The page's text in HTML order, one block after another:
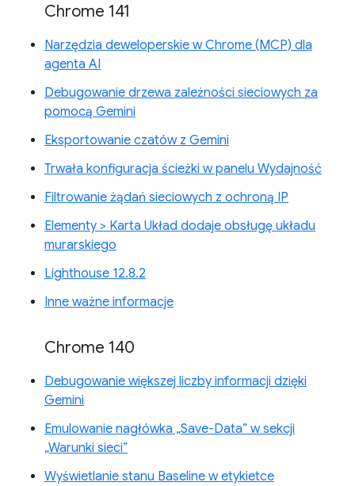
Chrome 141
Narzędzia deweloperskie w Chrome (MCP) dla
agenta AI
Debugowanie drzewa zależności sieciowych za
pomocą Gemini
Eksportowanie czatów z Gemini
Trwała konfiguracja ścieżki w panelu Wydajność
Filtrowanie żądań sieciowych z ochroną IP
Elementy > Karta Układ dodaje obsługę układu
murarskiego
Lighthouse 12.8.2
Inne ważne informacje
Chrome 140
Debugowanie większej liczby informacji dzięki
Gemini
Emulowanie nagłówka „Save-Data” w sekcji
„Warunki sieci”
Wyświetlanie stanu Baseline w etykietce